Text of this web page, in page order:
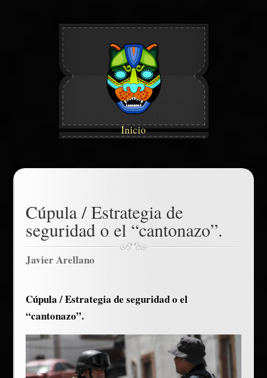
Inicio
Cúpula / Estrategia de
seguridad o el “cantonazo”.
Javier Arellano
Cúpula / Estrategia de seguridad o el
“cantonazo”.